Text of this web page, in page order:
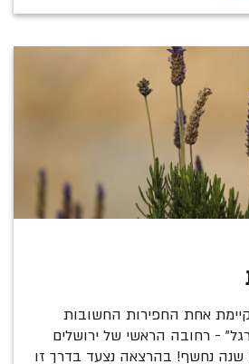
אחת החפירות החשובות
- רחובה הראשי של ירושלים
הקדומה מלפני 2000 שנה נחשף! בהרצאה נצעד בדרך זו